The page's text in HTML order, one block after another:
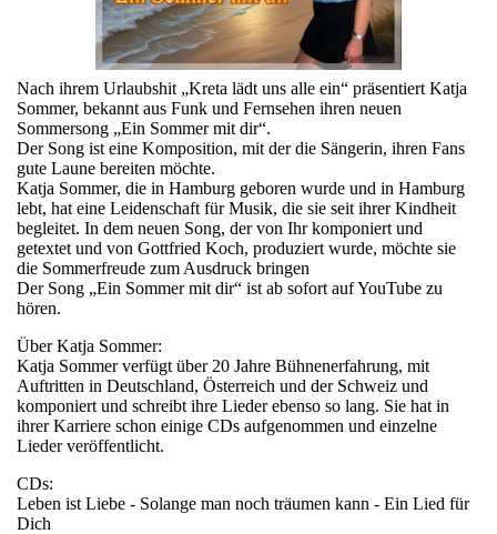
Nach ihrem Urlaubshit „Kreta lädt uns alle ein“ präsentiert Katja
Sommer, bekannt aus Funk und Fernsehen ihren neuen
Sommersong „Ein Sommer mit dir“.
Der Song ist eine Komposition, mit der die Sängerin, ihren Fans
gute Laune bereiten möchte.
Katja Sommer, die in Hamburg geboren wurde und in Hamburg
lebt, hat eine Leidenschaft für Musik, die sie seit ihrer Kindheit
begleitet. In dem neuen Song, der von Ihr komponiert und
getextet und von Gottfried Koch, produziert wurde, möchte sie
die Sommerfreude zum Ausdruck bringen
Der Song „Ein Sommer mit dir“ ist ab sofort auf YouTube zu
hören.
Über Katja Sommer:
Katja Sommer verfügt über 20 Jahre Bühnenerfahrung, mit
Auftritten in Deutschland, Österreich und der Schweiz und
komponiert und schreibt ihre Lieder ebenso so lang. Sie hat in
ihrer Karriere schon einige CDs aufgenommen und einzelne
Lieder veröffentlicht.
CDs:
Leben ist Liebe - Solange man noch träumen kann - Ein Lied für
Dich